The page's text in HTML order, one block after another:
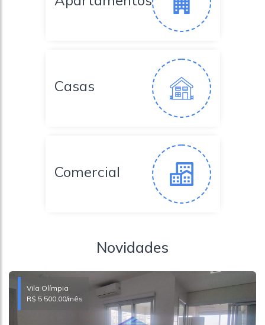
Casas
Comercial
Novidades
Vila Olímpia
R$ 5.500,00/mês